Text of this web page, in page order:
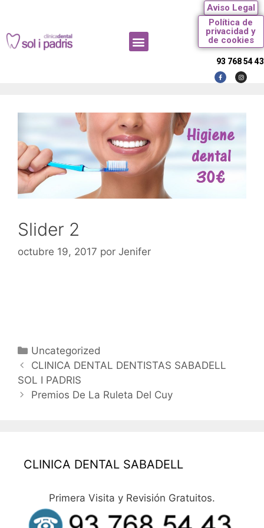
Aviso Legal
Política de
privacidad y
de cookies
93 768 54 43
Slider 2
octubre 19, 2017 por Jenifer
Uncategorized
CLINICA DENTAL DENTISTAS SABADELL
SOL I PADRIS
Premios De La Ruleta Del Cuy
CLINICA DENTAL SABADELL
Primera Visita y Revisión Gratuitos.